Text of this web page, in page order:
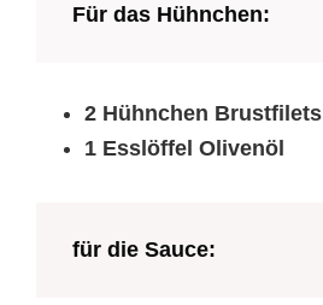
Für das Hühnchen:
2 Hühnchen Brustfilets
1 Esslöffel Olivenöl
für die Sauce: